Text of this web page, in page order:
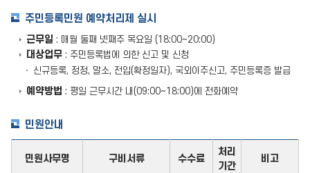
주민등록민원 예약처리제 실시
근무일 : 매월 둘째 넷째주 목요일 (18:00~20:00)
대상업무 : 주민등록법에 의한 신고 및 신청
신규등록, 정정, 말소, 전입(확정일자), 국외이주신고, 주민등록증 발급
예약방법 : 평일 근무시간 내(09:00~18:00)에 전화예약
민원안내
민원사무명 구비서류 수수료
처리
기간
비고